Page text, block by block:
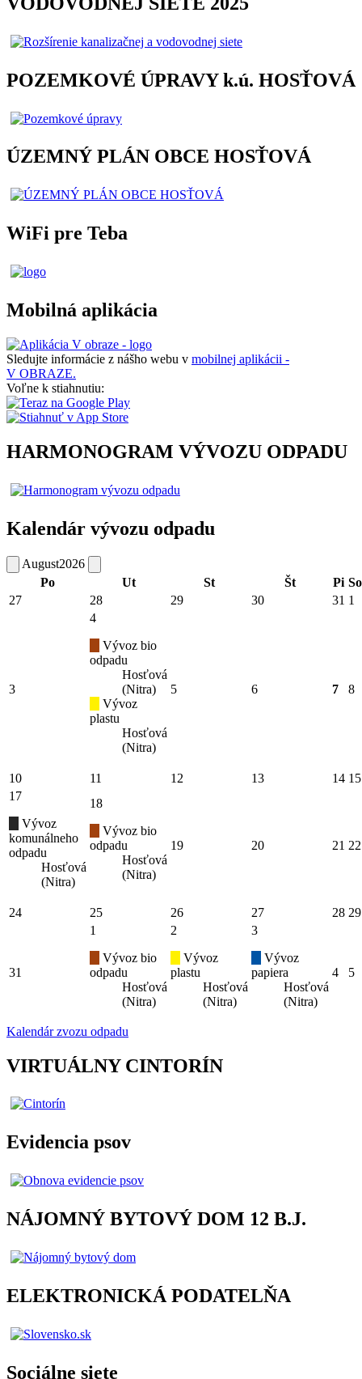
POZEMKOVÉ ÚPRAVY k.ú. HOSŤOVÁ
ÚZEMNÝ PLÁN OBCE HOSŤOVÁ
WiFi pre Teba
Mobilná aplikácia
Sledujte informácie z nášho webu v mobilnej aplikácii -
V OBRAZE.
Voľne k stiahnutiu:
HARMONOGRAM VÝVOZU ODPADU
Kalendár vývozu odpadu
August2026
Po
Ut St Št Pi So
27
28 29 30 31 1
3
4
Vývoz bio
odpadu
Hosťová
(Nitra)
Vývoz
plastu
Hosťová
(Nitra)
5 6 7 8
10 11 12 13 14 15
17
Vývoz
komunálneho
odpadu
Hosťová
(Nitra)
18
Vývoz bio
odpadu
Hosťová
(Nitra)
19 20 21 22
24 25 26 27 28 29
31
1
Vývoz bio
odpadu
Hosťová
(Nitra)
2
Vývoz
plastu
Hosťová
(Nitra)
3
Vývoz
papiera
Hosťová
(Nitra)
4 5
Kalendár zvozu odpadu
VIRTUÁLNY CINTORÍN
Evidencia psov
NÁJOMNÝ BYTOVÝ DOM 12 B.J.
ELEKTRONICKÁ PODATELŇA
Sociálne siete